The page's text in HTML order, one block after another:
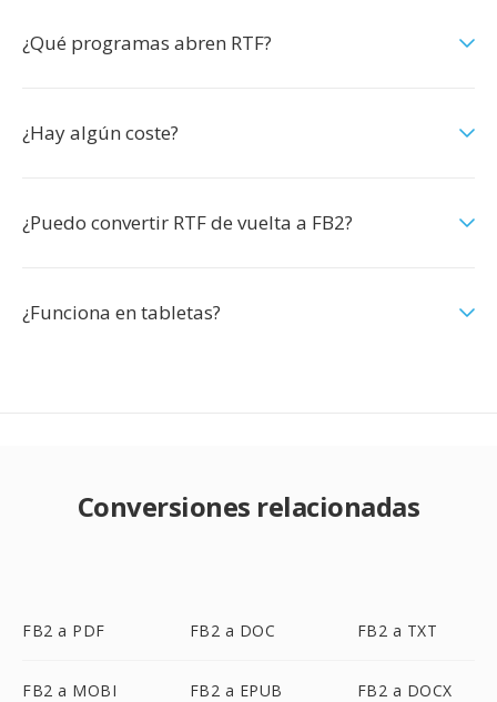
¿Qué programas abren RTF?
¿Hay algún coste?
¿Puedo convertir RTF de vuelta a FB2?
¿Funciona en tabletas?
Conversiones relacionadas
FB2 a PDF FB2 a DOC FB2 a TXT
FB2 a MOBI FB2 a EPUB FB2 a DOCX